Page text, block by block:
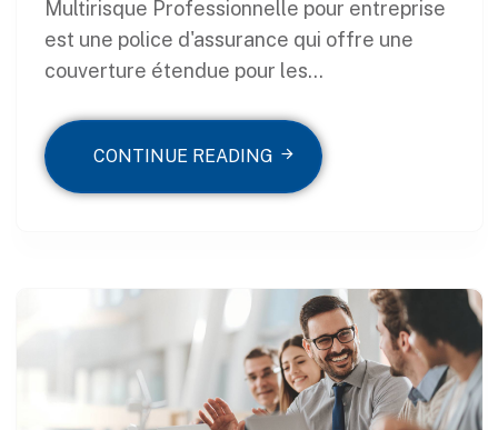
Multirisque Professionnelle pour entreprise
est une police d'assurance qui offre une
couverture étendue pour les...
CONTINUE READING